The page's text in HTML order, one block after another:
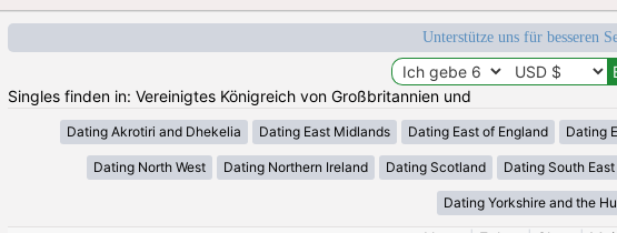
Unterstütze uns für besseren
Singles finden in: Vereinigtes Königreich von Großbritannien und
Dating Akrotiri and Dhekelia Dating East Midlands Dating East of England Dating
Dating North West Dating Northern Ireland Dating Scotland Dating South East
Dating Yorkshire and the